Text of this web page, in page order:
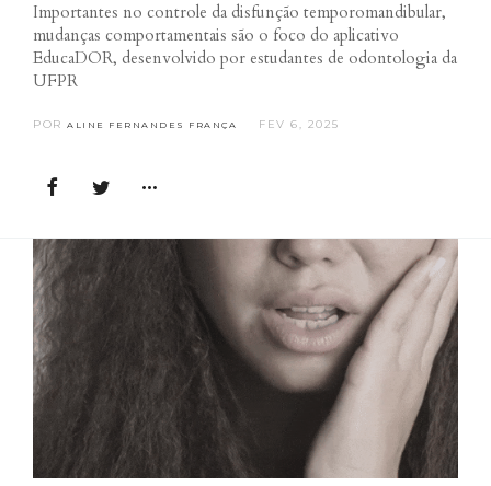
Importantes no controle da disfunção temporomandibular,
mudanças comportamentais são o foco do aplicativo
EducaDOR, desenvolvido por estudantes de odontologia da
UFPR
POR ALINE FERNANDES FRANÇA FEV 6, 2025